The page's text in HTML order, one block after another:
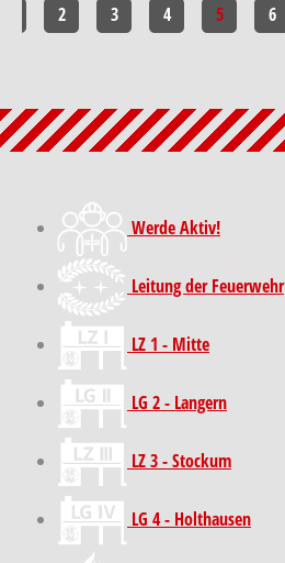
2 3 4 5 6
Werde Aktiv!
Leitung der Feuerwehr
LZ 1 - Mitte
LG 2 - Langern
LZ 3 - Stockum
LG 4 - Holthausen